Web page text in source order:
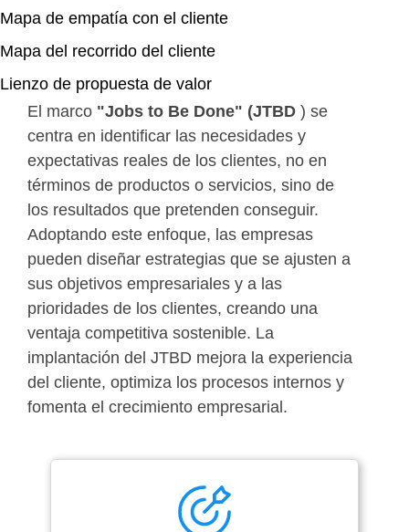
Mapa de empatía con el cliente
Mapa del recorrido del cliente
Lienzo de propuesta de valor
El marco "Jobs to Be Done" (JTBD ) se
centra en identificar las necesidades y
expectativas reales de los clientes, no en
términos de productos o servicios, sino de
los resultados que pretenden conseguir.
Adoptando este enfoque, las empresas
pueden diseñar estrategias que se ajusten a
sus objetivos empresariales y a las
prioridades de los clientes, creando una
ventaja competitiva sostenible. La
implantación del JTBD mejora la experiencia
del cliente, optimiza los procesos internos y
fomenta el crecimiento empresarial.